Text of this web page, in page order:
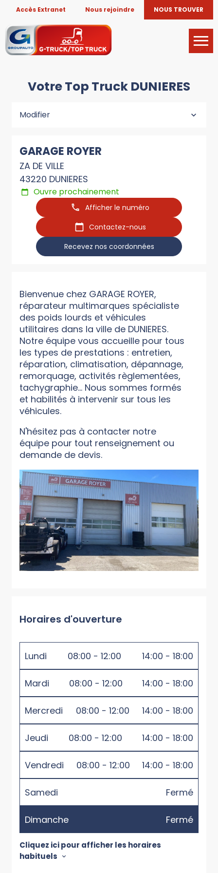
Accès Extranet Nous rejoindre NOUS TROUVER
Votre Top Truck DUNIERES
Modifier
GARAGE ROYER
ZA DE VILLE
43220 DUNIERES
Ouvre prochainement
Afficher le numéro
Contactez-nous
Recevez nos coordonnées
Bienvenue chez GARAGE ROYER,
réparateur multimarques spécialiste
des poids lourds et véhicules
utilitaires dans la ville de DUNIERES.
Notre équipe vous accueille pour tous
les types de prestations : entretien,
réparation, climatisation, dépannage,
remorquage, activités règlementées,
tachygraphie... Nous sommes formés
et habilités à intervenir sur tous les
véhicules.
N'hésitez pas à contacter notre
équipe pour tout renseignement ou
demande de devis.
Horaires d'ouverture
Lundi 08:00 - 12:00 14:00 - 18:00
Mardi 08:00 - 12:00 14:00 - 18:00
Mercredi 08:00 - 12:00 14:00 - 18:00
Jeudi 08:00 - 12:00 14:00 - 18:00
Vendredi 08:00 - 12:00 14:00 - 18:00
Samedi Fermé
Dimanche Fermé
Cliquez ici pour afficher les horaires
habituels